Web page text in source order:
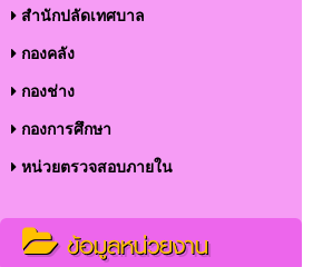
สำนักปลัดเทศบาล
กองคลัง
กองช่าง
กองการศึกษา
หน่วยตรวจสอบภายใน
ข้อมูลหน่วยงาน